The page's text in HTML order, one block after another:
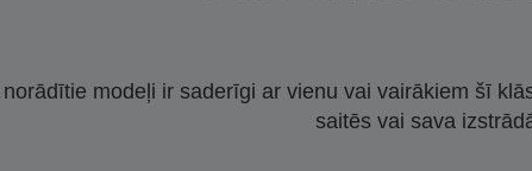
modeļi ir saderīgi ar vienu vai vairākiem šī
saitēs vai sava